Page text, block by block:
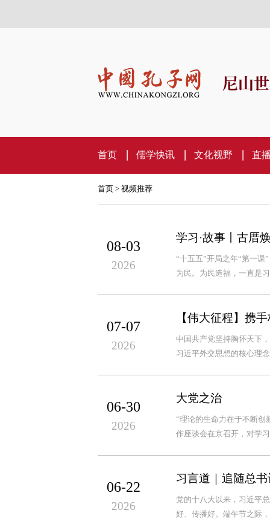
尼山
首页 儒学快讯 文化视野 直
首页> 视频推荐
08-03
2026
学习·故事丨古厝
“十五五”开局之年“第一课
为民。为民造福，一直是
07-07
2026
【伟大征程】携
中国共产党坚持胸怀天下
习近平外交思想的核心理
06-30
2026
大党之治
“理论的生命力在于不断创
作座谈会在京召开，对学
06-22
2026
习言道｜追随总
党的十八大以来，习近平
好、传播好。端午节之际